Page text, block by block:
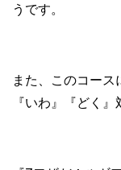
うです。
また、このコース
『いわ』『どく